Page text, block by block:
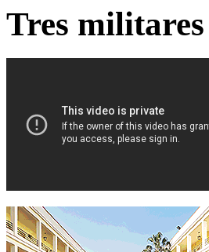
Tres